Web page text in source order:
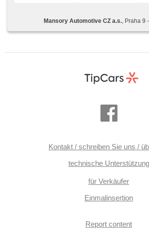
Mansory Automotive CZ a.s. , Praha 9
Kontakt / schreiben Sie uns /
technische Unterstützung
für Verkäufer
Einmalinsertion
Report content